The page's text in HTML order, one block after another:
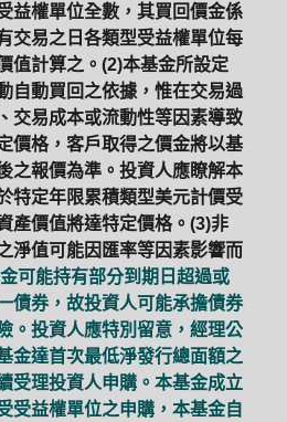
益權單位全數，其買回價金係
交易之日各類型受益權單位每
值計算之。(2)本基金所設定
自動買回之依據，惟在交易過
交易成本或流動性等因素導致
價格，客戶取得之價金將以基
之報價為準。投資人應瞭解本
特定年限累積類型美元計價受
產價值將達特定價格。(3)非
淨值可能因匯率等因素影響而
可能持有部分到期日超過或
債券，故投資人可能承擔債券
。投資人應特別留意，經理公
金達首次最低淨發行總面額之
受理投資人申購。本基金成立
受益權單位之申購，本基金自